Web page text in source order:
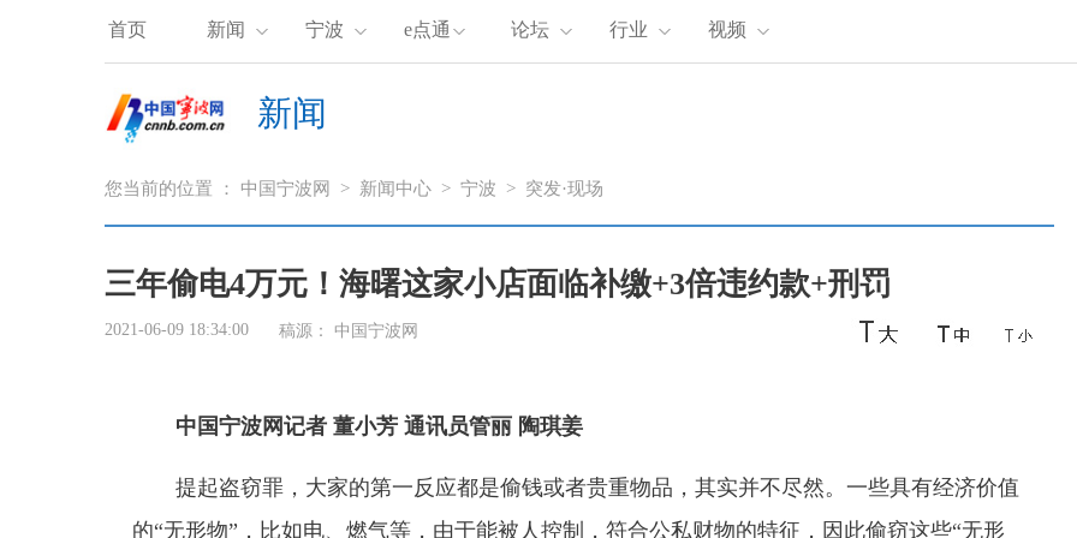
首页 新闻 宁波 e点通 论坛 行业 视频
新闻
您当前的位置 ： 中国宁波网 > 新闻中心 > 宁波 > 突发·现场
三年偷电4万元！海曙这家小店面临补缴+3倍违约款+刑罚
2021-06-09 18:34:00 稿源： 中国宁波网
中国宁波网记者 董小芳 通讯员管丽 陶琪姜
提起盗窃罪，大家的第一反应都是偷钱或者贵重物品，其实并不尽然。一些具有经济价值
的“无形物”，比如电、燃气等，由于能被人控制，符合公私财物的特征，因此偷窃这些“无形